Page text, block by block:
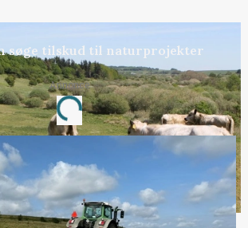
søge tilskud til naturprojekter
Annonce
Loading...